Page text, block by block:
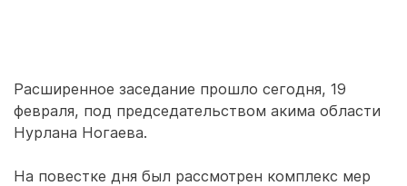
Расширенное заседание прошло сегодня, 19
февраля, под председательством акима области
Нурлана Ногаева.
На повестке дня был рассмотрен комплекс мер